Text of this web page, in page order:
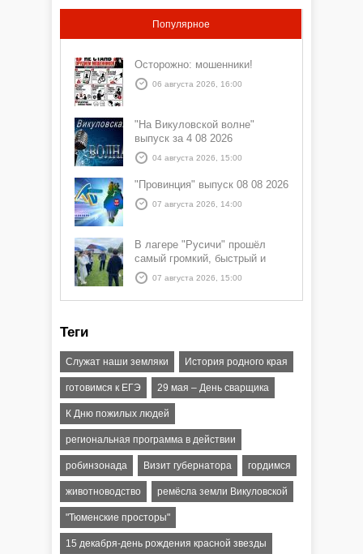
Популярное
Осторожно: мошенники!
06 августа 2026, 16:00
"На Викуловской волне"
выпуск за 4 08 2026
04 августа 2026, 15:00
"Провинция" выпуск 08 08 2026
07 августа 2026, 14:00
В лагере "Русичи" прошёл
самый громкий, быстрый и
азартный час дня — Спортчас
07 августа 2026, 15:00
Теги
Служат наши земляки История родного края
готовимся к ЕГЭ 29 мая – День сварщика
К Дню пожилых людей
региональная программа в действии
робинзонада Визит губернатора гордимся
животноводство ремёсла земли Викуловской
"Тюменские просторы"
15 декабря-день рождения красной звезды